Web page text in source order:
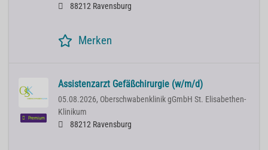
88212 Ravensburg
Merken
Premium
Assistenzarzt Gefäßchirurgie (w/m/d)
05.08.2026, Oberschwabenklinik gGmbH St. Elisabethen-
Klinikum
88212 Ravensburg